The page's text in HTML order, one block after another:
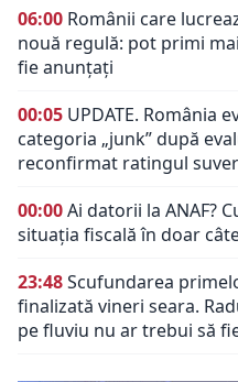
06:00 Românii care
nouă regulă: pot primi
fie anunțați
00:05 UPDATE. România
categoria „junk” după
reconfirmat ratingul
00:00Ai datorii la ANAF?
situația fiscală în doar
23:48Scufundarea
finalizată vineri seara.
pe fluviu nu ar trebui să